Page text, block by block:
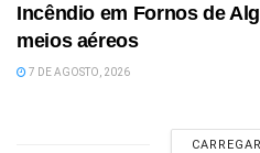
Incêndio em Fornos de
meios aéreos
7 DE AGOSTO, 2026